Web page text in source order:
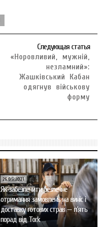
Следующая статья
«Норовливий, мужній,
незламний»:
Жашківський Кабан
одягнув військову
форму
26.05.2021
Як забезпечити безпечне
отримання замовлень на виніс і
доставку готових страв — п’ять
порад від Tork